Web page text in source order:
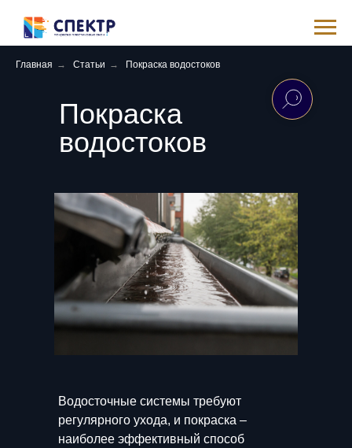
Главная → Статьи → Покраска водостоков
Водосточные системы требуют
регулярного ухода, и покраска –
наиболее эффективный способ
Покраска
водостоков